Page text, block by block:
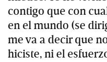
contigo que con
en el mundo (se
me va a decir que
hiciste, ni el